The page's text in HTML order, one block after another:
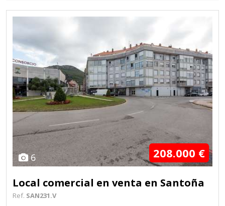
6 208.000 €
Local comercial en venta en Santoña
Ref. SAN231.V